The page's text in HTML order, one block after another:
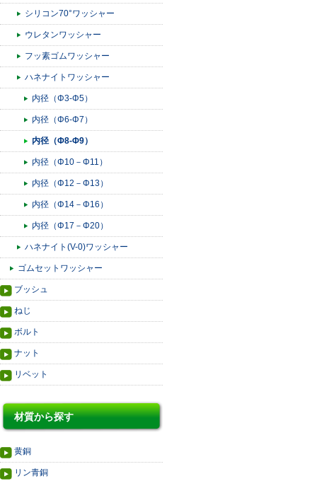
シリコン70°ワッシャー
ウレタンワッシャー
フッ素ゴムワッシャー
ハネナイトワッシャー
内径（Φ3-Φ5）
内径（Φ6-Φ7）
内径（Φ8-Φ9）
内径（Φ10－Φ11）
内径（Φ12－Φ13）
内径（Φ14－Φ16）
内径（Φ17－Φ20）
ハネナイト(V-0)ワッシャー
ゴムセットワッシャー
ブッシュ
ねじ
ボルト
ナット
リベット
材質から探す
黄銅
リン青銅